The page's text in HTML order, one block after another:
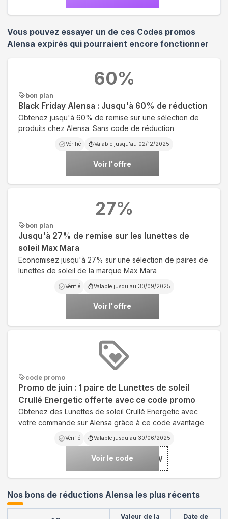
Vous pouvez essayer un de ces Codes promos
Alensa expirés qui pourraient encore fonctionner
bon plan
Black Friday Alensa : Jusqu'à 60% de réduction
Obtenez jusqu'à 60% de remise sur une sélection de
produits chez Alensa. Sans code de réduction
Vérifié Valable jusqu'au 02/12/2025
Voir l'offre
60%
bon plan
Jusqu'à 27% de remise sur les lunettes de
soleil Max Mara
Economisez jusqu'à 27% sur une sélection de paires de
lunettes de soleil de la marque Max Mara
Vérifié Valable jusqu'au 30/09/2025
Voir l'offre
27%
code promo
Promo de juin : 1 paire de Lunettes de soleil
Crullé Energetic offerte avec ce code promo
Obtenez des Lunettes de soleil Crullé Energetic avec
votre commande sur Alensa grâce à ce code avantage
Vérifié Valable jusqu'au 30/06/2025
Voir le code
***RENERGYW
Nos bons de réductions Alensa les plus récents
Valeur de la
Date de